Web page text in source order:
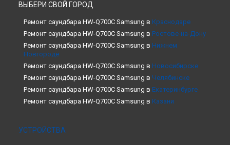
ВЫБЕРИ СВОЙ ГОРОД
Ремонт саундбара HW-Q700C Samsung в Краснодаре
Ремонт саундбара HW-Q700C Samsung в Ростове-на-Дону
Ремонт саундбара HW-Q700C Samsung в Нижнем
Новгороде
Ремонт саундбара HW-Q700C Samsung в Новосибирске
Ремонт саундбара HW-Q700C Samsung в Челябинске
Ремонт саундбара HW-Q700C Samsung в Екатеринбурге
Ремонт саундбара HW-Q700C Samsung в Казани
Ремонт саундбара HW-Q700C Samsung в
УСТРОЙСТВА